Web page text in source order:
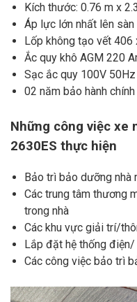
Kích thước: 0.76 m x
Áp lực lớn nhất lên
Lốp không tạo vết 406
Ắc quy khô AGM 220
Sạc ắc quy 100V 50Hz
02 năm bảo hành chính
Những công việc xe
2630ES thực hiện
Bảo trì bảo dưỡng nhà
Các trung tâm thương
trong nhà
Các khu vực giải trí/
Lắp đặt hệ thống
Các công việc bảo trì